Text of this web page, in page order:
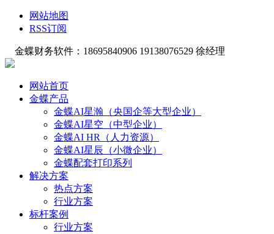
网站地图
RSS订阅
金蝶财务软件：18695840906 19138076529 徐经理
网站首页
金蝶产品
金蝶AI星瀚（央国企等大型企业）
金蝶AI星空（中型企业）
金蝶AI HR（人力资源）
金蝶AI星辰（小微企业）
金蝶配套打印系列
解决方案
热点方案
行业方案
标杆案例
行业方案